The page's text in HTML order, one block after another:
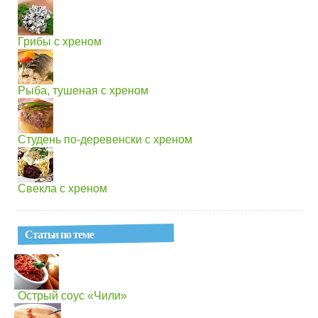
Грибы с хреном
Рыба, тушеная с хреном
Студень по-деревенски с хреном
Свекла с хреном
Статьи по теме
Острый соус «Чили»